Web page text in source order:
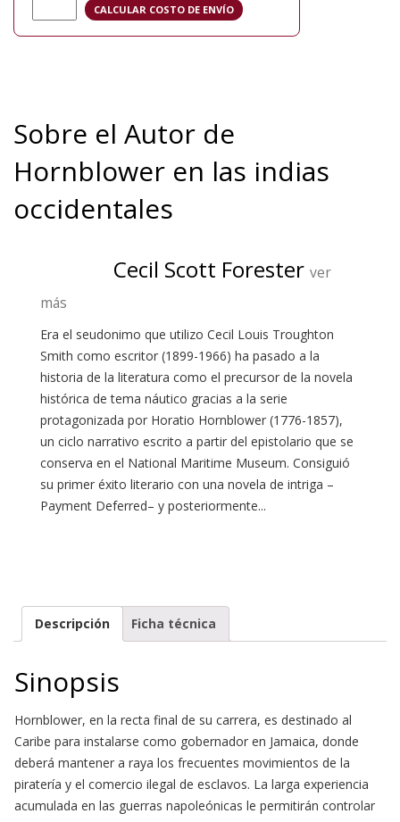
Sobre el Autor de
Hornblower en las indias
occidentales
Cecil Scott Forester ver
más
Era el seudonimo que utilizo Cecil Louis Troughton
Smith como escritor (1899-1966) ha pasado a la
historia de la literatura como el precursor de la novela
histórica de tema náutico gracias a la serie
protagonizada por Horatio Hornblower (1776-1857),
un ciclo narrativo escrito a partir del epistolario que se
conserva en el National Maritime Museum. Consiguió
su primer éxito literario con una novela de intriga –
Payment Deferred– y posteriormente...
Descripción Ficha técnica
Sinopsis
Hornblower, en la recta final de su carrera, es destinado al
Caribe para instalarse como gobernador en Jamaica, donde
deberá mantener a raya los frecuentes movimientos de la
piratería y el comercio ilegal de esclavos. La larga experiencia
acumulada en las guerras napoleónicas le permitirán controlar